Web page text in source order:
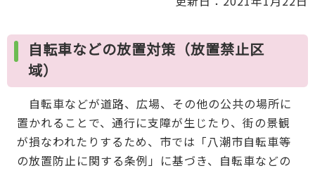
自転車などの放置対策（放置禁止区
域）
自転車などが道路、広場、その他の公共の場所に
置かれることで、通行に支障が生じたり、街の景観
が損なわれたりするため、市では「八潮市自転車等
の放置防止に関する条例」に基づき、自転車などの